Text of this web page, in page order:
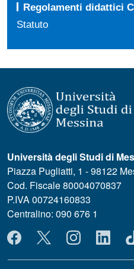
Regolamenti didattici
Statuto
Università degli Studi di
Piazza Pugliatti, 1 - 98122
Cod. Fiscale 80004070837
P.IVA 00724160833
Centralino: 090 676 1
MENÙ SOCIAL